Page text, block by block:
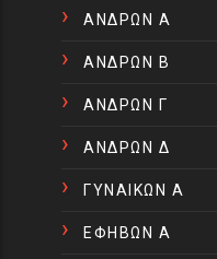
ΑΝΔΡΩΝ Α
ΑΝΔΡΩΝ Β
ΑΝΔΡΩΝ Γ
ΑΝΔΡΩΝ Δ
ΓΥΝΑΙΚΩΝ Α
ΕΦΗΒΩΝ Α